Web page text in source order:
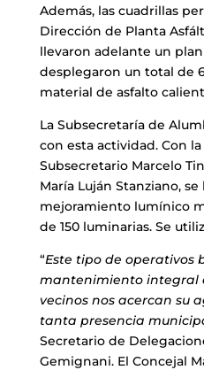
Además, las cuadrillas
Dirección de Planta
llevaron adelante un
desplegaron un total de
material de asfalto
La Subsecretaría de
con esta actividad. Con
Subsecretario Marcelo
María Luján Stanziano,
mejoramiento lumínico
de 150 luminarias. Se
“Este tipo de operativos
mantenimiento integral
vecinos nos acercan su
tanta presencia
Secretario de
Gemignani. El Concejal